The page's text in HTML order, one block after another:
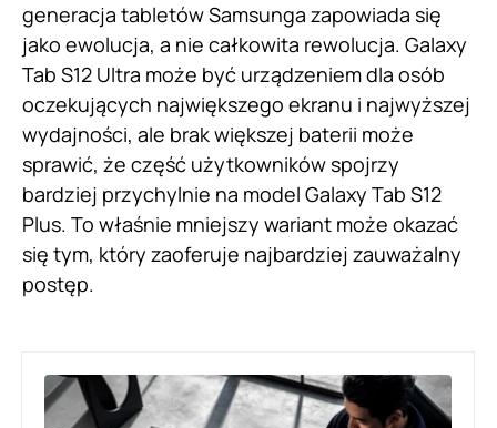
generacja tabletów Samsunga zapowiada się
jako ewolucja, a nie całkowita rewolucja. Galaxy
Tab S12 Ultra może być urządzeniem dla osób
oczekujących największego ekranu i najwyższej
wydajności, ale brak większej baterii może
sprawić, że część użytkowników spojrzy
bardziej przychylnie na model Galaxy Tab S12
Plus. To właśnie mniejszy wariant może okazać
się tym, który zaoferuje najbardziej zauważalny
postęp.